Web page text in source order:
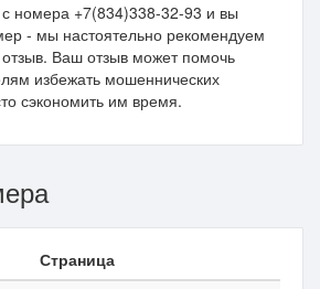
номера +7(834)338-32-93 и вы
- мы настоятельно рекомендуем
отзыв. Ваш отзыв может помочь
избежать мошеннических
сэкономить им время.
Страница